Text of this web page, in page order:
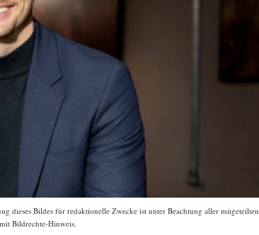
dieses Bildes für redaktionelle Zwecke ist unter Beachtung aller mitgeteilten
Bildrechte-Hinweis.